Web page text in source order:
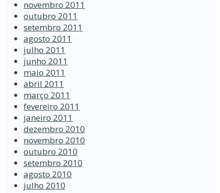
novembro 2011
outubro 2011
setembro 2011
agosto 2011
julho 2011
junho 2011
maio 2011
abril 2011
março 2011
fevereiro 2011
janeiro 2011
dezembro 2010
novembro 2010
outubro 2010
setembro 2010
agosto 2010
julho 2010